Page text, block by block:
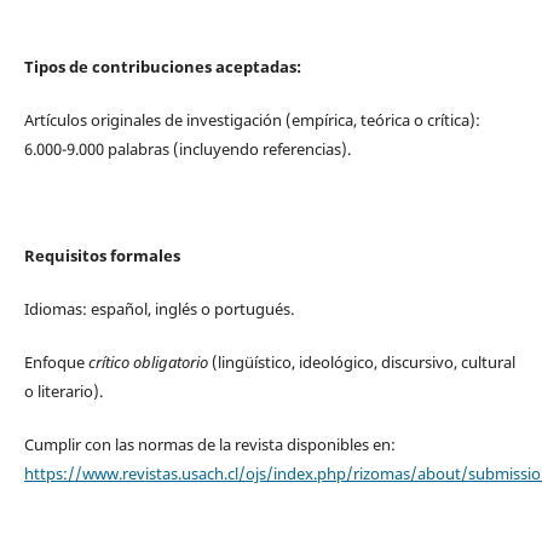
Tipos de contribuciones aceptadas:
Artículos originales de investigación (empírica, teórica o crítica):
6.000-9.000 palabras (incluyendo referencias).
Requisitos formales
Idiomas: español, inglés o portugués.
Enfoquecrítico obligatorio(lingüístico, ideológico, discursivo, cultural
o literario).
Cumplir con las normas de la revista disponibles en:
https://www.revistas.usach.cl/ojs/index.php/rizomas/about/